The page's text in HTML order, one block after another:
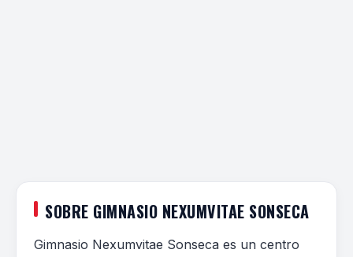
SOBRE GIMNASIO NEXUMVITAE SONSECA
Gimnasio Nexumvitae Sonseca es un centro